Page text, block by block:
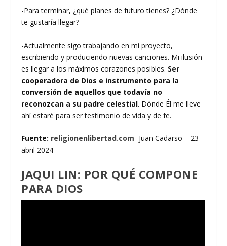
-Para terminar, ¿qué planes de futuro tienes? ¿Dónde
te gustaría llegar?
-Actualmente sigo trabajando en mi proyecto,
escribiendo y produciendo nuevas canciones. Mi ilusión
es llegar a los máximos corazones posibles. Ser
cooperadora de Dios e instrumento para la
conversión de aquellos que todavía no
reconozcan a su padre celestial. Dónde Él me lleve
ahí estaré para ser testimonio de vida y de fe.
Fuente: religionenlibertad.com -Juan Cadarso – 23
abril 2024
JAQUI LIN: POR QUÉ COMPONE
PARA DIOS